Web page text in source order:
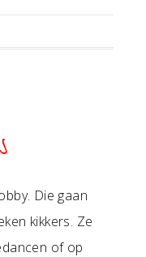
Die gaan
kikkers. Ze
of op